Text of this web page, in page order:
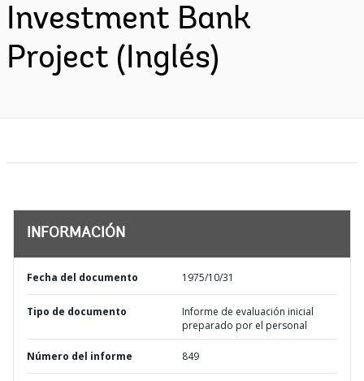
Investment Bank
Project (Inglés)
INFORMACIÓN
Fecha del documento 1975/10/31
Tipo de documento
Informe de evaluación inicial
preparado por el personal
Número del informe 849